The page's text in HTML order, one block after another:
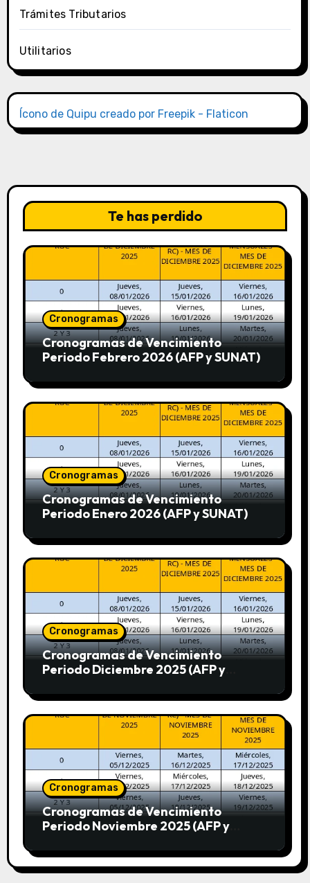
Trámites Tributarios
Utilitarios
Ícono de Quipu creado por Freepik - Flaticon
Te has perdido
Cronogramas
Cronogramas de Vencimiento
Periodo Febrero 2026 (AFP y SUNAT)
Cronogramas
Cronogramas de Vencimiento
Periodo Enero 2026 (AFP y SUNAT)
Cronogramas
Cronogramas de Vencimiento
Periodo Diciembre 2025 (AFP y
Cronogramas
Cronogramas de Vencimiento
Periodo Noviembre 2025 (AFP y